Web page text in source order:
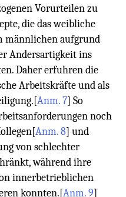
Vorurteilen zu
die das weibliche
männlichen aufgrund
Andersartigkeit ins
Daher erfuhren die
Arbeitskräfte und als
[Anm. 7] So
noch
[Anm. 8] und
von schlechter
während ihre
innerbetrieblichen
konnten. [Anm. 9]